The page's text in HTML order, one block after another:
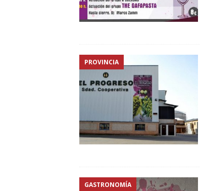
PROVINCIA
GASTRONOMÍA